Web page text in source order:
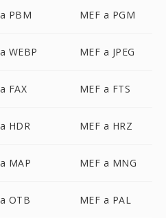
PBM MEF a PGM
WEBP MEF a JPEG
FAX MEF a FTS
HDR MEF a HRZ
MAP MEF a MNG
OTB MEF a PAL